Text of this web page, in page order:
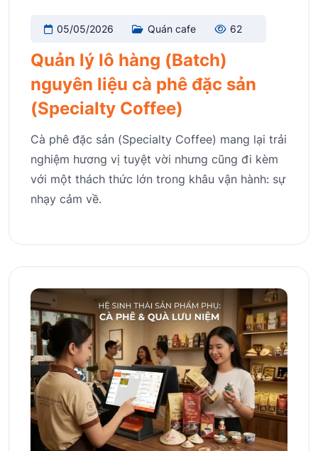
05/05/2026 Quán cafe 62
Quản lý lô hàng (Batch)
nguyên liệu cà phê đặc sản
(Specialty Coffee)
Cà phê đặc sản (Specialty Coffee) mang lại trải
nghiệm hương vị tuyệt vời nhưng cũng đi kèm
với một thách thức lớn trong khâu vận hành: sự
nhạy cảm về.